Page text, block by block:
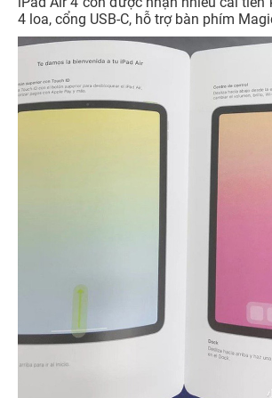
4 loa, cổng USB-C, hỗ trợ bàn phím